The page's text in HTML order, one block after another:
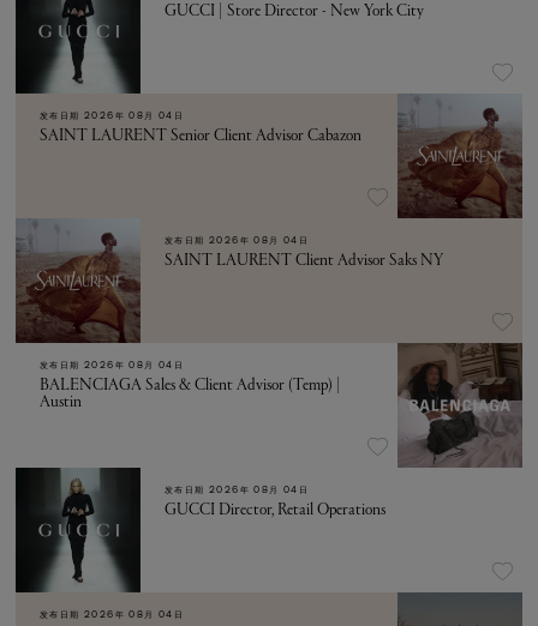
GUCCI | Store Director - New York City
发布日期 2026年 08月 04日
SAINT LAURENT Senior Client Advisor Cabazon
发布日期 2026年 08月 04日
SAINT LAURENT Client Advisor Saks NY
发布日期 2026年 08月 04日
BALENCIAGA Sales & Client Advisor (Temp) |
Austin
发布日期 2026年 08月 04日
GUCCI Director, Retail Operations
发布日期 2026年 08月 04日